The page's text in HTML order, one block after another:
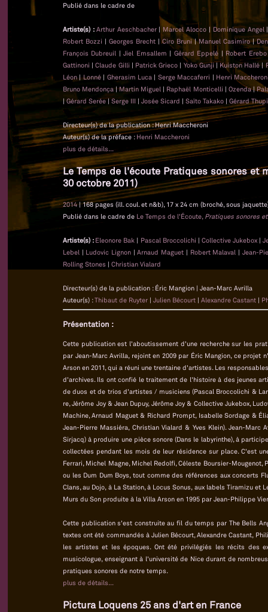
Publié dans le cadre de
Artiste(s) : Arthur Aeschbacher| Marcel Alocco | Dominique Angel
Robert Bozzi | Georges Brecht|Ciro Bruni|Manuel Casimiro|
François Dubreuil |Jiel Emsallem | Gérard Eppelé | Robert Erebo
Gattinoni |Claude Gilli | Patrick Grieco | Yoko Gunji|Kuiston Hallé |
Léon|Lonné| Gherasim Luca | Serge Maccaferri | Henri
Bruno Mendonça |Martin Miguel | Raphaël Monticelli | Ozenda|
| Gérard Serée|Serge III | Josée Sicard | Saïto Takako | Gérard
Directeur(s) de la publication : Henri Maccheroni
Auteur(s) de la préface : Henri Maccheroni
plus de détails...
Le Temps de l'écoute Pratiques sonores et
30 octobre 2011)
2014| 168 pages (ill. coul. et n&b), 17 x 24 cm (broché, sous
Publié dans le cadre de Le Temps de l'Écoute, Pratiques sonores
Artiste(s) : Eleonore Bak | Pascal Broccolichi | Collective Jukebox|
Lebel | Ludovic Lignon |Arnaud Maguet | Robert Malaval | Jean-
Rolling Stones | Christian Vialard
Directeur(s) de la publication : Éric Mangion | Jean-Marc Avrilla
Auteur(s) :Thibaut de Ruyter | Julien Bécourt | Alexandre Castant |
Présentation :
Cette publication est l'aboutissement d'une recherche sur les
par Jean-Marc Avrilla, rejoint en 2009 par Éric Mangion, ce
Arson en 2011, qui a réuni une trentaine d'artistes. Les
d'archives. Ils ont confié le traitement de l'histoire à des jeunes
de duos et de trios d'artistes / musiciens (Pascal Broccolichi &
re, Jérôme Joy & Jean Dupuy, Jérôme Joy & Collective Jukebox,
Machine, Arnaud Maguet & Richard Prompt, Isabelle Sordage &
Jean-Pierre Massiéra, Christian Vialard & Yves Klein). Jean-
Sirjacq) à produire une pièce sonore (Dans le labyrinthe), à
collectées pendant les mois de leur résidence sur place. C'est
Ferrari, Michel Magne, Michel Redolfi, Céleste Boursier-Mougenot,
ou les Dum Dum Boys, tout comme des références aux concerts
Clans, au Dojo, à La Station, à Locus Sonus, aux labels Tiramizu
Murs du Son produite à la Villa Arson en 1995 par Jean-Philippe
Cette publication s'est construite au fil du temps par The Bells
textes ont été commandés à Julien Bécourt, Alexandre Castant,
les artistes et les époques. Ont été privilégiés les récits des
musicologue, enseignant à l'université de Nice durant de
pratiques sonores de notre temps.
plus de détails...
Pictura Loquens 25 ans d'art en France